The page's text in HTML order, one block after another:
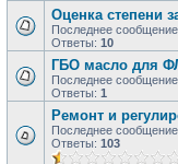
Оценка степени
Последнее сообщение
Ответы: 10
ГБО масло для
Последнее сообщение
Ответы: 1
Ремонт и
Последнее сообщение
Ответы: 103